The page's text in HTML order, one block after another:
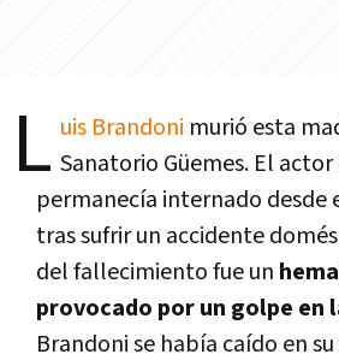
L uis Brandoni murió esta
Sanatorio Güemes. El
permanecía internado desde
tras sufrir un accidente
del fallecimiento fue un
provocado por un golpe en
Brandoni se había caído en